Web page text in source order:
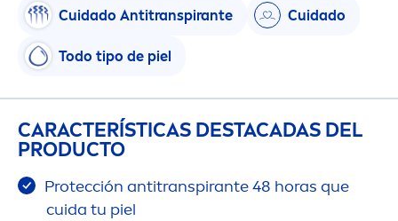
Cuidado Antitranspirante Cuidado
Todo tipo de piel
CARACTERÍSTICAS DESTACADAS DEL
PRODUCTO
Protección antitranspirante 48 horas que
cuida tu piel